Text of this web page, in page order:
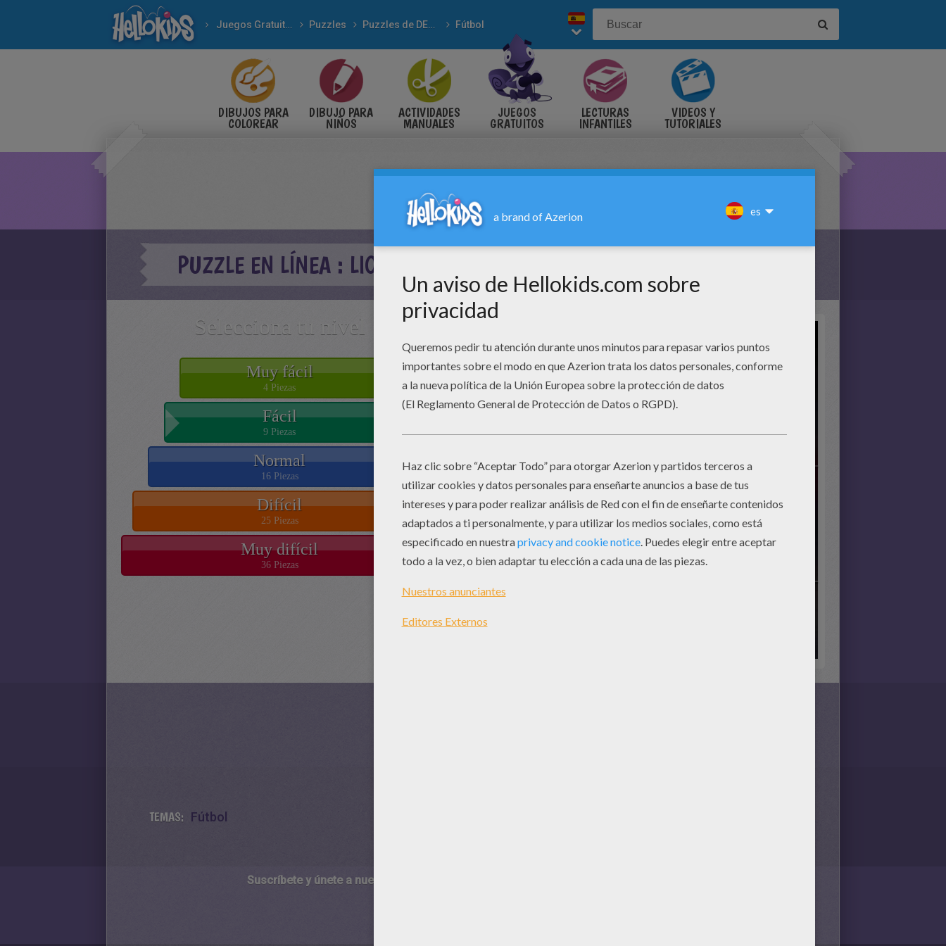
Juegos Gratuitos Puzzles Puzzles de DEPORTES Fútbol
DIBUJOS PARA
COLOREAR
DIBUJO PARA
NIÑOS
ACTIVIDADES
MANUALES
JUEGOS
GRATUITOS
LECTURAS
INFANTILES
VIDEOS Y
TUTORIALES
PUZZLE EN LÍNEA : LIONEL MESSI
Selecciona tu nivel
Muy fácil
4 Piezas
Fácil
9 Piezas
Normal
16 Piezas
Difícil
25 Piezas
Muy difícil
36 Piezas
TEMAS: Fútbol
Suscríbete y únete a nuestro canal de vídeos para niños en Youtube: